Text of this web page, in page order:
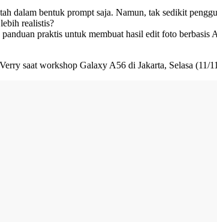
dalam bentuk prompt saja. Namun, tak sedikit
realistis?
praktis untuk membuat hasil edit foto
saat workshop Galaxy A56 di Jakarta, Selasa (11/